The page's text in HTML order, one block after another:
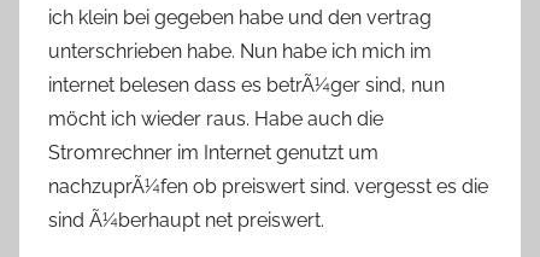
ich klein bei gegeben habe und den vertrag
unterschrieben habe. Nun habe ich mich im
internet belesen dass es betrÃ¼ger sind, nun
möcht ich wieder raus. Habe auch die
Stromrechner im Internet genutzt um
nachzuprÃ¼fen ob preiswert sind. vergesst es die
sind Ã¼berhaupt net preiswert.